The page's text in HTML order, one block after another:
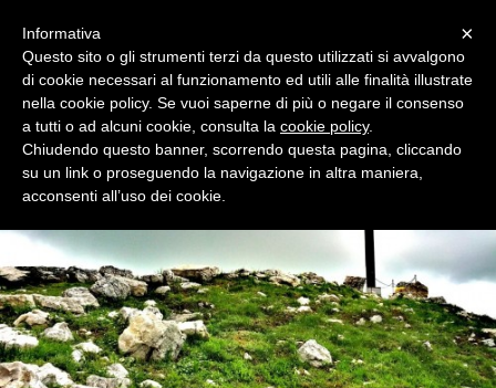
Madonna del Monte S. Onofrio
×
Informativa
Questo sito o gli strumenti terzi da questo utilizzati si avvalgono
di cookie necessari al funzionamento ed utili alle finalità illustrate
nella cookie policy. Se vuoi saperne di più o negare il consenso
a tutti o ad alcuni cookie, consulta la cookie policy.
Chiudendo questo banner, scorrendo questa pagina, cliccando
su un link o proseguendo la navigazione in altra maniera,
acconsenti all’uso dei cookie.